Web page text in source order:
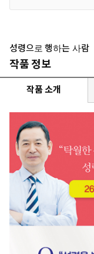
성령으로 행하는 사람
작품 정보
작품 소개